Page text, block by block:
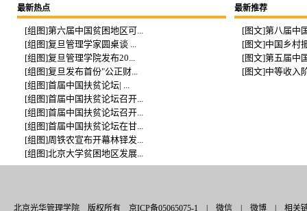
最新热点
[组图]第六届中国贫困地区可...
[组图]复旦管理学家圆桌谈 ...
[组图]复旦管理学院发布20...
[组图]复旦发布首份"公正财...
[组图]首届中国扶贫论坛| ...
[组图]首届中国扶贫论坛召开...
[组图]首届中国扶贫论坛召开...
[组图]首届中国扶贫论坛在甘...
[组图]周铁农宣布开幕林铎发...
[组图]北京大学贫困地区发展...
最新推荐
[图文]第八届中
[图文]中国乡村
[图文]第五届中
[图文]中等收入
北京光华管理学院 版权所有 京ICP备05065075-1 | 微信 微博
相关